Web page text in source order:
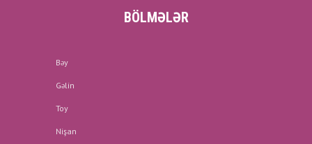
BÖLMƏLƏR
Bəy
Gəlin
Toy
Nişan